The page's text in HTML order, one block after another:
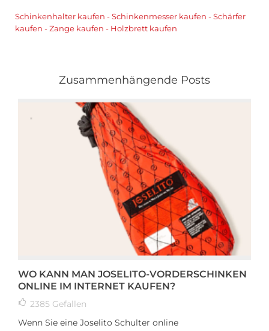
Schinkenhalter kaufen -Schinkenmesser kaufen -Schärfer
kaufen -Zange kaufen - Holzbrett kaufen
Zusammenhängende Posts
WO KANN MAN JOSELITO-VORDERSCHINKEN
ONLINE IM INTERNET KAUFEN?
2385 Gefallen
Wenn Sie eine Joselito Schulter online